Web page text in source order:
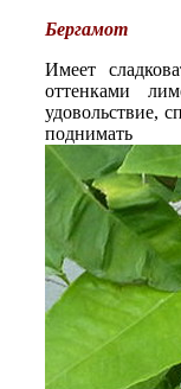
Бергамот
Имеет
оттенками
удовольствие,